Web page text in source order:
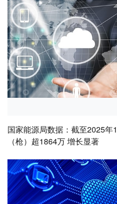
国家能源局数据：截至2025
（枪）超1864万 增长显著